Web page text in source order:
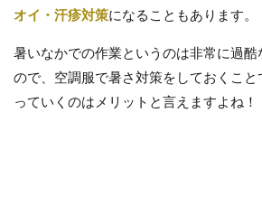
オイ・汗疹対策になることもあります。
暑いなかでの作業というのは非常に過
ので、空調服で暑さ対策をしておくこ
っていくのはメリットと言えますよね！